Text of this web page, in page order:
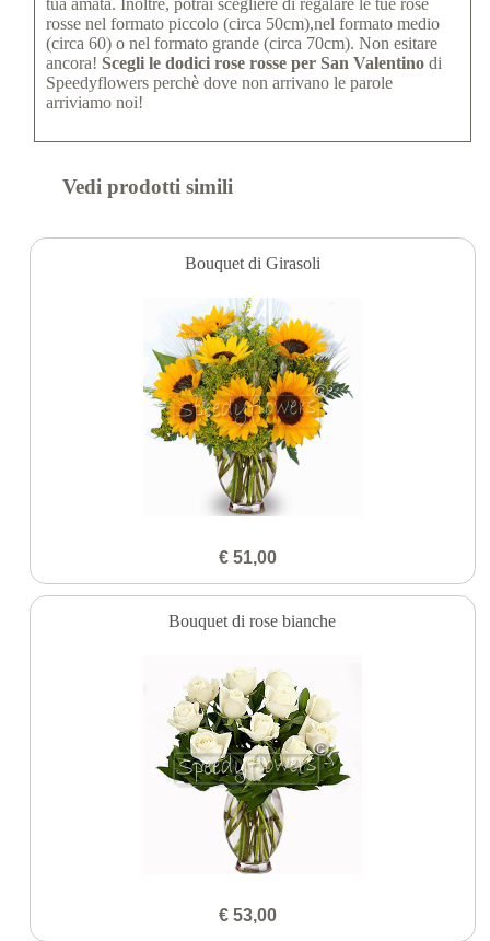
rosse nel formato piccolo (circa 50cm),nel formato medio
(circa 60) o nel formato grande (circa 70cm). Non esitare
ancora! Scegli le dodici rose rosse per San Valentino di
Speedyflowers perchè dove non arrivano le parole
arriviamo noi!
Vedi prodotti simili
Bouquet di Girasoli
€ 51,00
Bouquet di rose bianche
€ 53,00